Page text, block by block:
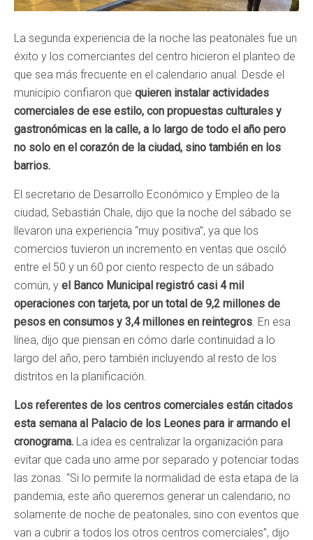
La segunda experiencia de la noche las peatonales fue un
éxito y los comerciantes del centro hicieron el planteo de
que sea más frecuente en el calendario anual. Desde el
municipio confiaron que quieren instalar actividades
comerciales de ese estilo, con propuestas culturales y
gastronómicas en la calle, a lo largo de todo el año pero
no solo en el corazón de la ciudad, sino también en los
barrios.
El secretario de Desarrollo Económico y Empleo de la
ciudad, Sebastián Chale, dijo que la noche del sábado se
llevaron una experiencia “muy positiva”, ya que los
comercios tuvieron un incremento en ventas que osciló
entre el 50 y un 60 por ciento respecto de un sábado
común, y el Banco Municipal registró casi 4 mil
operaciones con tarjeta, por un total de 9,2 millones de
pesos en consumos y 3,4 millones en reintegros . En esa
línea, dijo que piensan en cómo darle continuidad a lo
largo del año, pero también incluyendo al resto de los
distritos en la planificación.
Los referentes de los centros comerciales están citados
esta semana al Palacio de los Leones para ir armando el
cronograma. La idea es centralizar la organización para
evitar que cada uno arme por separado y potenciar todas
las zonas. “Si lo permite la normalidad de esta etapa de la
pandemia, este año queremos generar un calendario, no
solamente de noche de peatonales, sino con eventos que
van a cubrir a todos los otros centros comerciales”, dijo